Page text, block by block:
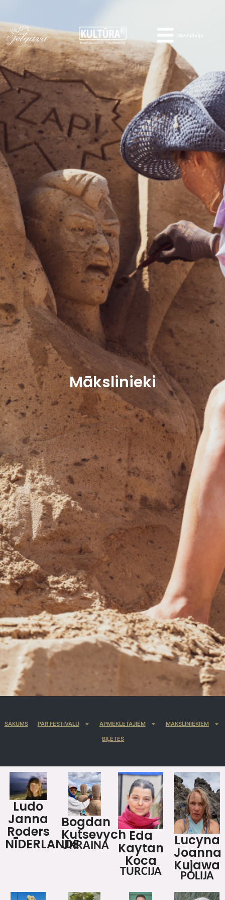
Navigācija
Mākslinieki
SĀKUMS PAR FESTIVĀLU APMEKLĒTĀJIEM MĀKSLINIEKIEM
BIĻETES
Ludo
Janna
Roders
NĪDERLANDE
Bogdan
Kutsevych
UKRAINA
Eda
Kaytan
Koca
TURCIJA
Lucyna
Joanna
Kujawa
POLIJA